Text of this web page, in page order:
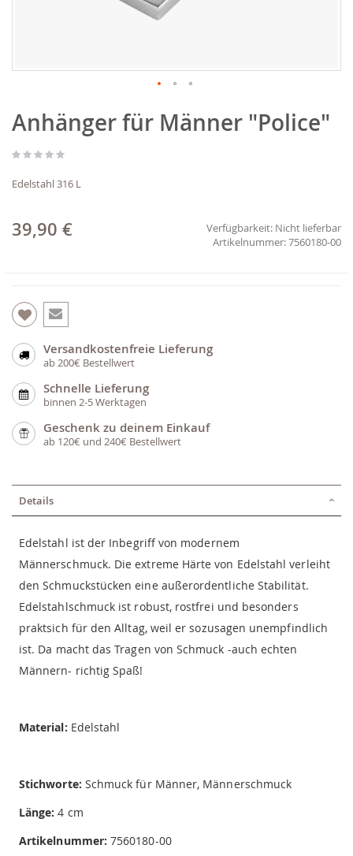
Anfang
der
springen
Anhänger für Männer "Police"
Edelstahl 316 L
39,90 € Verfügbarkeit: Nicht lieferbar
7560180-00
Versandkostenfreie Lieferung
ab 200€ Bestellwert
Schnelle Lieferung
binnen 2-5 Werktagen
Geschenk zu deinem Einkauf
ab 120€ und 240€ Bestellwert
Details
Edelstahl ist der Inbegriff von modernem
Männerschmuck. Die extreme Härte von Edelstahl verleiht
den Schmuckstücken eine außerordentliche Stabilität.
Edelstahlschmuck ist robust, rostfrei und besonders
praktsich für den Alltag, weil er sozusagen unempfindlich
ist. Da macht das Tragen von Schmuck -auch echten
Männern- richtig Spaß!
Material: Edelstahl
Stichworte: Schmuck für Männer, Männerschmuck
Länge: 4 cm
Artikelnummer: 7560180-00